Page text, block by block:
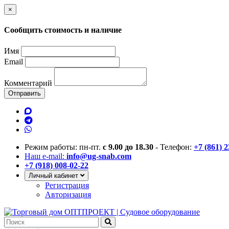
×
Сообщить стоимость и наличие
Имя
Email
Комментарий
Отправить
Режим работы: пн-пт. с 9.00 до 18.30 - Телефон: +7 (861)
Наш e-mail: info@ug-snab.com
+7 (918) 008-02-22
Личный кабинет
Регистрация
Авторизация